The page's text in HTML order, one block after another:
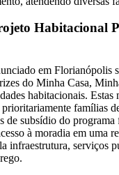
Habitacional
em Florianópolis
do Minha Casa,
habitacionais. Estas
prioritariamente famílias
de subsídio do
à moradia em uma
infraestrutura, serviços